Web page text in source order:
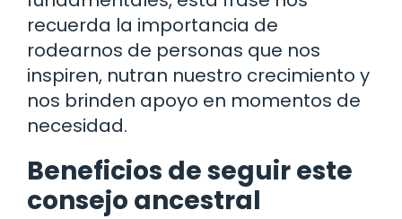
recuerda la importancia de
rodearnos de personas que nos
inspiren, nutran nuestro crecimiento y
nos brinden apoyo en momentos de
necesidad.
Beneficios de seguir este
consejo ancestral